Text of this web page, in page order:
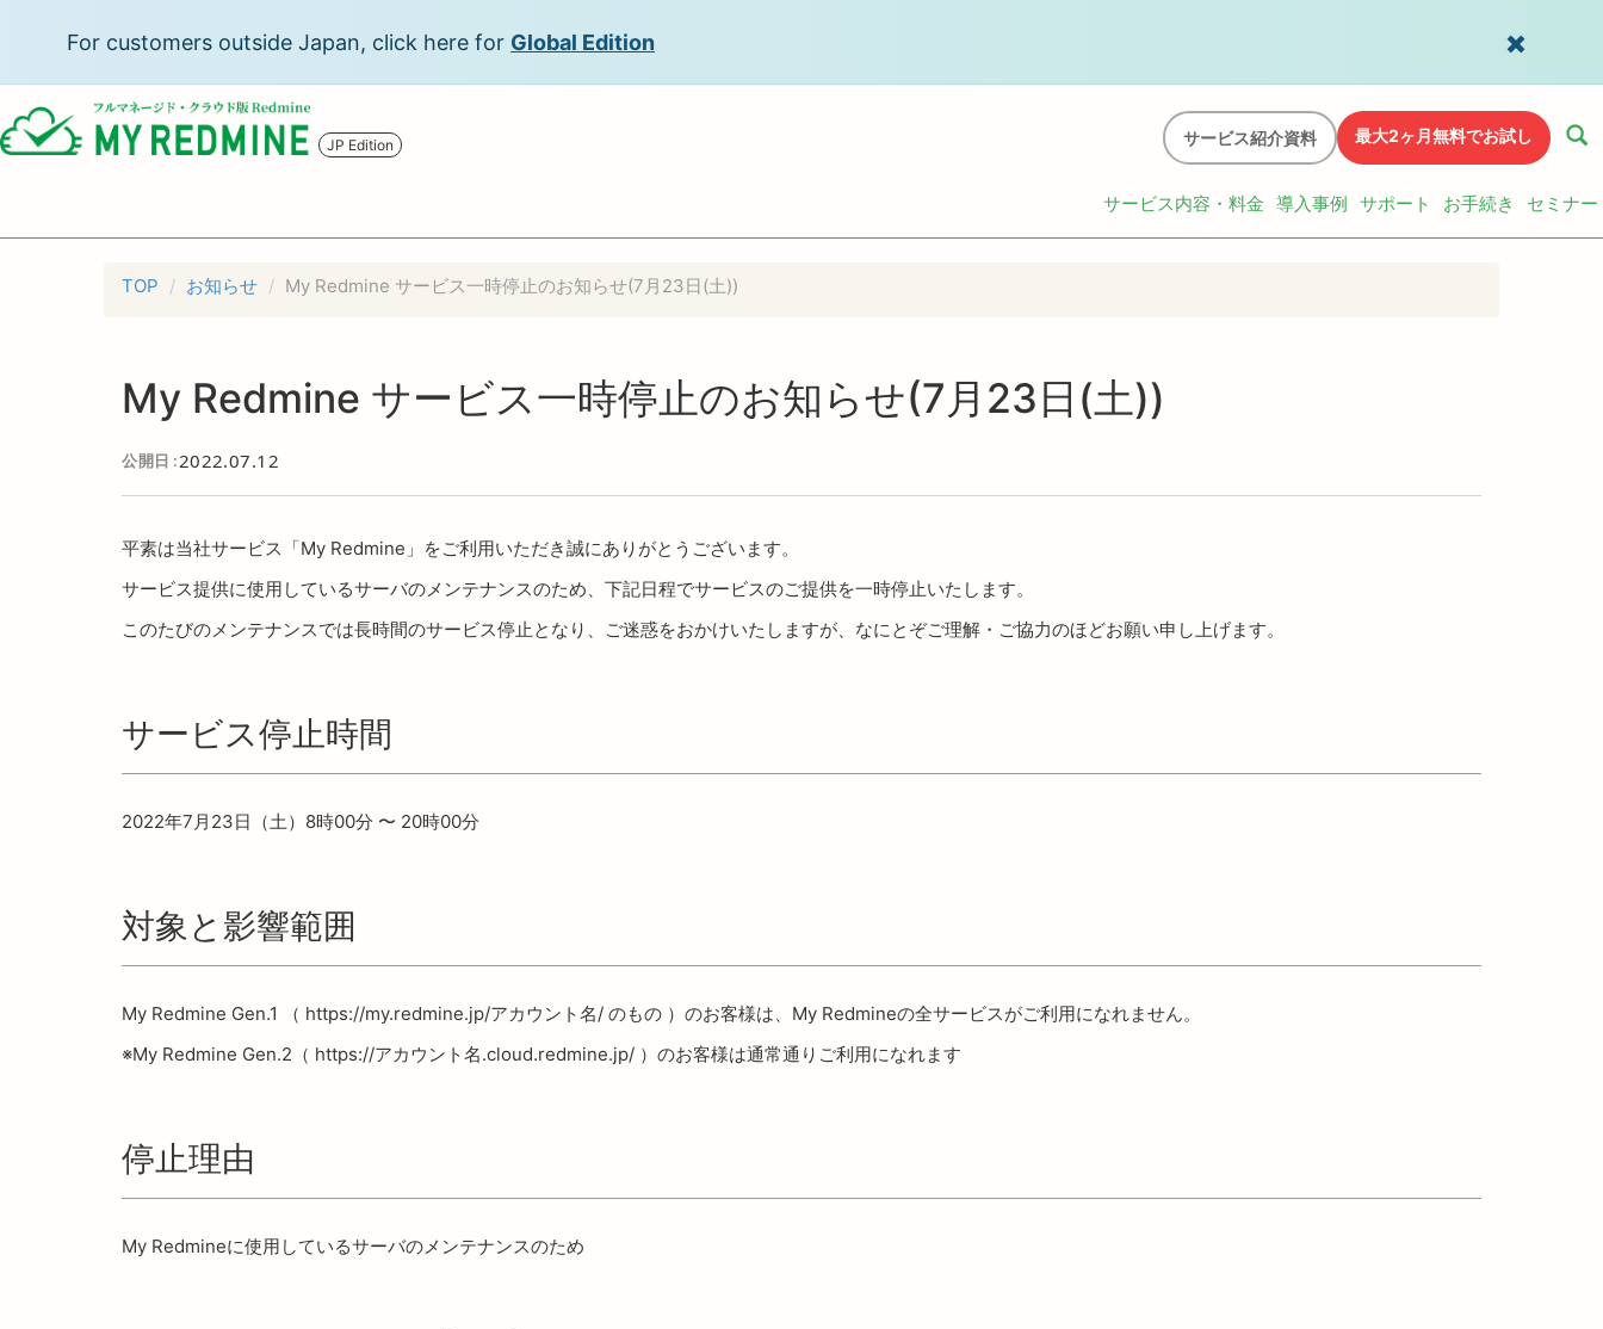
For customers outside Japan, click here for Global Edition
JP Edition サービス紹介資料 最大2ヶ月無料でお試し
サービス内容・料金 導入事例 サポート お手続き セミナー
TOP お知らせ My Redmine サービス一時停止のお知らせ(7月23日(土))
My Redmine サービス一時停止のお知らせ(7月23日(土))
公開日 2022.07.12
平素は当社サービス「My Redmine」をご利用いただき誠にありがとうございます。
サービス提供に使用しているサーバのメンテナンスのため、下記日程でサービスのご提供を一時停止いたします。
このたびのメンテナンスでは長時間のサービス停止となり、ご迷惑をおかけいたしますが、なにとぞご理解・ご協力のほどお願い申し上げます。
サービス停止時間
2022年7月23日（土）8時00分 〜 20時00分
対象と影響範囲
My Redmine Gen.1 （ https://my.redmine.jp/アカウント名/ のもの ）のお客様は、My Redmineの全サービスがご利用になれません。
※My Redmine Gen.2（ https://アカウント名.cloud.redmine.jp/ ）のお客様は通常通りご利用になれます
停止理由
My Redmineに使用しているサーバのメンテナンスのため